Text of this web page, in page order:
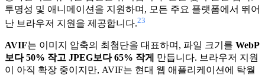
투명성 및 애니메이션을 지원하며, 모든 주요 플랫폼에서 뛰어
난 브라우저 지원을 제공합니다.23
AVIF는 이미지 압축의 최첨단을 대표하며, 파일 크기를 WebP
보다 50% 작고 JPEG보다 65% 작게
만듭니다. 브라우저 지원
이 아직 확장 중이지만, AVIF는 현대 웹 애플리케이션에 탁월